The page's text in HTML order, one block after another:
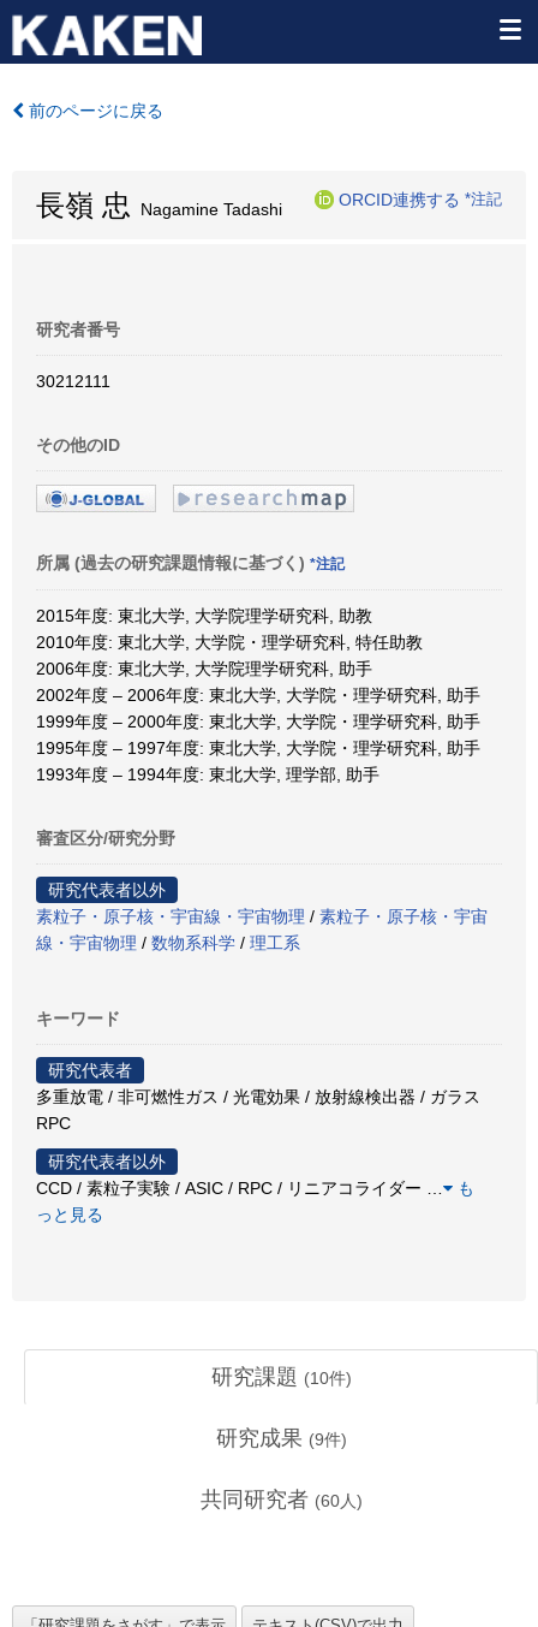
前のページに戻る
長嶺 忠 Nagamine Tadashi
ORCID連携する *注記
研究者番号
30212111
その他のID
所属 (過去の研究課題情報に基づく) *注記
2015年度: 東北大学, 大学院理学研究科, 助教
2010年度: 東北大学, 大学院・理学研究科, 特任助教
2006年度: 東北大学, 大学院理学研究科, 助手
2002年度 – 2006年度: 東北大学, 大学院・理学研究科, 助手
1999年度 – 2000年度: 東北大学, 大学院・理学研究科, 助手
1995年度 – 1997年度: 東北大学, 大学院・理学研究科, 助手
1993年度 – 1994年度: 東北大学, 理学部, 助手
審査区分/研究分野
研究代表者以外
素粒子・原子核・宇宙線・宇宙物理 / 素粒子・原子核・宇宙
線・宇宙物理 / 数物系科学 / 理工系
キーワード
研究代表者
多重放電 / 非可燃性ガス / 光電効果 / 放射線検出器 / ガラス
RPC
研究代表者以外
CCD / 素粒子実験 / ASIC / RPC / リニアコライダー
も
っと見る
研究課題 (10件)
研究成果 (9件)
共同研究者 (60人)